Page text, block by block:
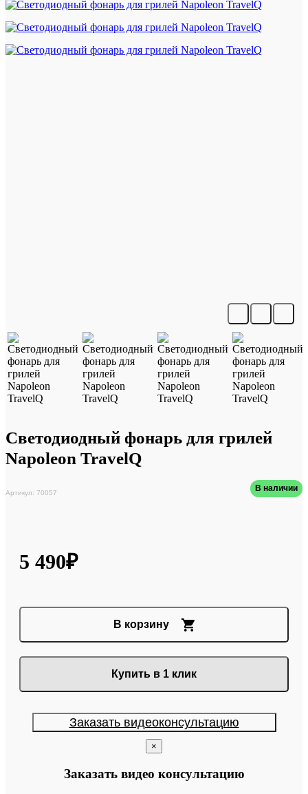
Светодиодный фонарь для грилей
Napoleon TravelQ
Артикул: 70057 В наличии
5 490₽
В корзину
Купить в 1 клик
Заказать видеоконсультацию
×
Заказать видео консультацию